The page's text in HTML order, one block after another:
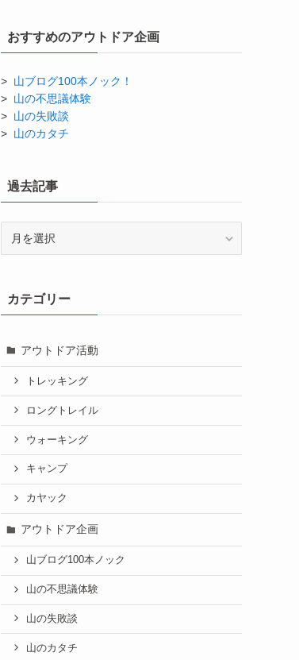
おすすめのアウトドア企画
> 山ブログ100本ノック！
> 山の不思議体験
> 山の失敗談
> 山のカタチ
過去記事
カテゴリー
アウトドア活動
トレッキング
ロングトレイル
ウォーキング
キャンプ
カヤック
アウトドア企画
山ブログ100本ノック
山の不思議体験
山の失敗談
山のカタチ